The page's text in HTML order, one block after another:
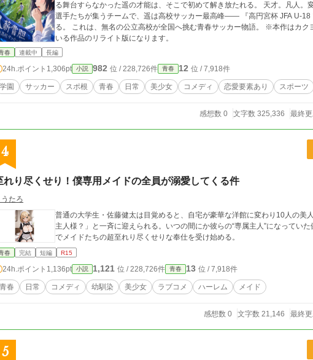
る舞台すらなかった遥の才能は、そこで初めて解き放たれる。 天才。凡人。変人。奇才。 それぞれの想いを抱えた
選手たちが集うチームで、遥は高校サッカー最高峰―― 『高円宮杯 JFA U-18 プレミアリーグ』への挑戦を始め
る。 これは、無名の公立高校が全国へ挑む青春サッカー物語。 ※本作はカクヨム、ノベルアッププラスに投稿して
いる作品のリライト版になります。
春 連載中 長編
24h.ポイント 1,306pt 小説 982 位 / 228,726件 青春 12 位 / 7,918件
学園 サッカー スポ根 青春 日常 美少女 コメディ 恋愛要素あり スポーツ
感想数 0 文字数 325,336 最終
4
れり尽くせり！僕専用メイドの全員が溺愛してくる件
たろ
普通の大学生・佐藤健太は目覚めると、自宅が豪華な洋館に変わり10人の美
主人様？」と一斉に迎えられる。いつの間にか彼らの“専属主人”になってい
でメイドたちの超至れり尽くせりな奉仕を受け始める。
春 完結 短編 R15
24h.ポイント 1,136pt 小説 1,121 位 / 228,726件 青春 13 位 / 7,918件
青春 日常 コメディ 幼馴染 美少女 ラブコメ ハーレム メイド
感想数 0 文字数 21,146 最終
5